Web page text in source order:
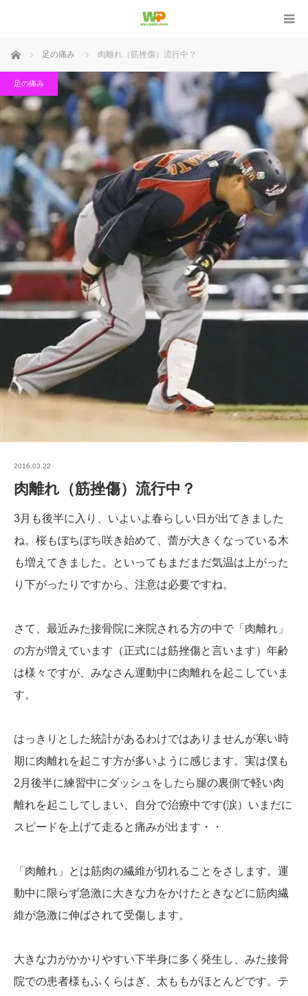
ホーム 足の痛み 肉離れ（筋挫傷）流行中？
足の痛み
2016.03.22
肉離れ（筋挫傷）流行中？
3月も後半に入り、いよいよ春らしい日が出てきました
ね。桜もぼちぼち咲き始めて、蕾が大きくなっている木
も増えてきました。といってもまだまだ気温は上がった
り下がったりですから、注意は必要ですね。
さて、最近みた接骨院に来院される方の中で「肉離れ」
の方が増えています（正式には筋挫傷と言います）年齢
は様々ですが、みなさん運動中に肉離れを起こしていま
す。
はっきりとした統計があるわけではありませんが寒い時
期に肉離れを起こす方が多いように感じます。実は僕も
2月後半に練習中にダッシュをしたら腿の裏側で軽い肉
離れを起こしてしまい、自分で治療中です(涙）いまだに
スピードを上げて走ると痛みが出ます・・
「肉離れ」とは筋肉の繊維が切れることをさします。運
動中に限らず急激に大きな力をかけたときなどに筋肉繊
維が急激に伸ばされて受傷します。
大きな力がかかりやすい下半身に多く発生し、みた接骨
院での患者様もふくらはぎ、太ももがほとんどです。テ